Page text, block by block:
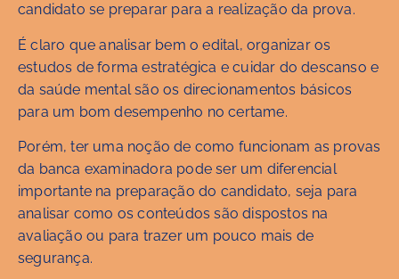
candidato se preparar para a realização da prova.
É claro que analisar bem o edital, organizar os
estudos de forma estratégica e cuidar do descanso e
da saúde mental são os direcionamentos básicos
para um bom desempenho no certame.
Porém, ter uma noção de como funcionam as provas
da banca examinadora pode ser um diferencial
importante na preparação do candidato, seja para
analisar como os conteúdos são dispostos na
avaliação ou para trazer um pouco mais de
segurança.